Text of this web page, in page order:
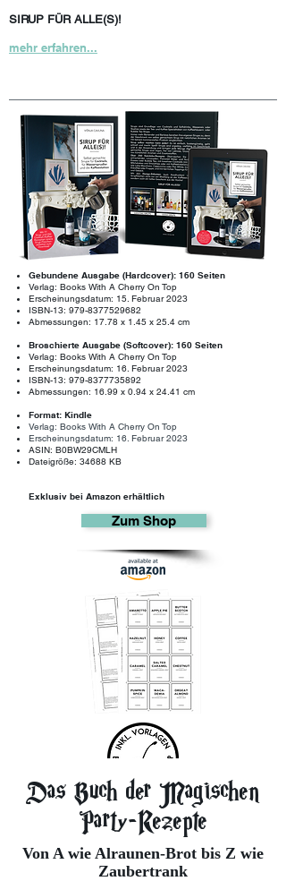
SIRUP FÜR ALLE(S)!
mehr erfahren...
Gebundene Ausgabe (Hardcover): 160 Seiten
Verlag: Books With A Cherry On Top
Erscheinungsdatum: 15. Februar 2023
ISBN-13: 979-8377529682
Abmessungen: 17.78 x 1.45 x 25.4 cm
Broschierte Ausgabe (Softcover): 160 Seiten
Verlag: Books With A Cherry On Top
Erscheinungsdatum: 16. Februar 2023
ISBN-13: 979-8377735892
Abmessungen: 16.99 x 0.94 x 24.41 cm
Format: Kindle
Verlag: Books With A Cherry On Top
Erscheinungsdatum: 16. Februar 2023
ASIN: B0BW29CMLH
Dateigröße: 34688 KB
Exklusiv bei Amazon erhältlich
Zum Shop
Das Buch derMagischen
Party-Rezepte
Von A wie Alraunen-Brot bis Z wie
Zaubertrank